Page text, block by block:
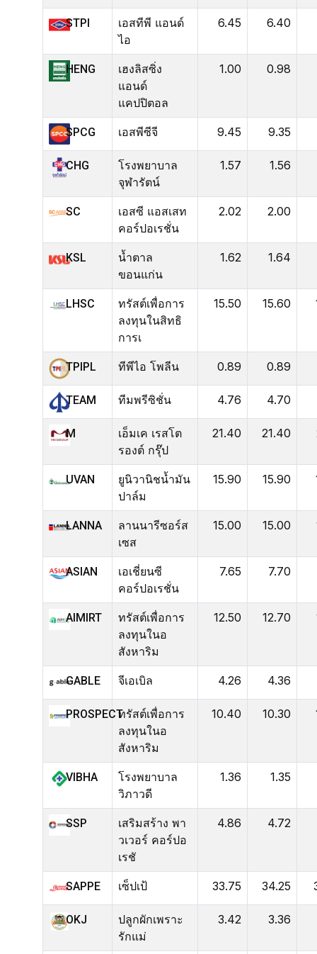
STPI
เอสทีพี แอนด์
ไอ
6.45 6.40
HENG
เฮงลิสซิ่ง
แอนด์
แคปปิตอล
1.00 0.98
SPCG เอสพีซีจี 9.45 9.35
CHG
โรงพยาบาล
จุฬารัตน์
1.57 1.56
SC
เอสซี แอสเสท
คอร์ปอเรชั่น
2.02 2.00
KSL
น้ำตาล
ขอนแก่น
1.62 1.64
LHSC
ทรัสต์เพื่อการ
ลงทุนในสิทธิ
การเ
15.50 15.60
TPIPL ทีพีไอ โพลีน 0.89 0.89
TEAM ทีมพรีซิชั่น 4.76 4.70
M
เอ็มเค เรสโต
รองต์ กรุ๊ป
21.40 21.40
UVAN
ยูนิวานิชน้ำมัน
ปาล์ม
15.90 15.90
LANNA
ลานนารีซอร์ส
เซส
15.00 15.00
ASIAN
เอเชี่ยนซี
คอร์ปอเรชั่น
7.65 7.70
AIMIRT
ทรัสต์เพื่อการ
ลงทุนในอ
สังหาริม
12.50 12.70
GABLE จีเอเบิล 4.26 4.36
PROSPECTทรัสต์เพื่อการ
ลงทุนในอ
สังหาริม
10.40 10.30
VIBHA
โรงพยาบาล
วิภาวดี
1.36 1.35
SSP
เสริมสร้าง พา
วเวอร์ คอร์ปอ
เรชั
4.86 4.72
SAPPE เซ็ปเป้ 33.75 34.25
OKJ
ปลูกผักเพราะ
รักแม่
3.42 3.36